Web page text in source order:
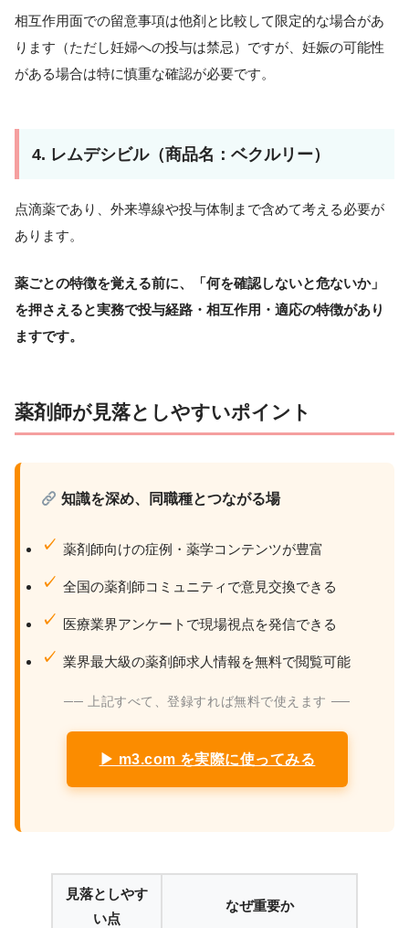
相互作用面での留意事項は他剤と比較して限定的な場合があ
ります（ただし妊婦への投与は禁忌）ですが、妊娠の可能性
がある場合は特に慎重な確認が必要です。
4. レムデシビル（商品名：ベクルリー）
点滴薬であり、外来導線や投与体制まで含めて考える必要が
あります。
薬ごとの特徴を覚える前に、「何を確認しないと危ないか」
を押さえると実務で投与経路・相互作用・適応の特徴があり
ますです。
薬剤師が見落としやすいポイント
知識を深め、同職種とつながる場
薬剤師向けの症例・薬学コンテンツが豊富
全国の薬剤師コミュニティで意見交換できる
医療業界アンケートで現場視点を発信できる
業界最大級の薬剤師求人情報を無料で閲覧可能
── 上記すべて、登録すれば無料で使えます ──
▶ m3.com を実際に使ってみる
見落としやす
い点
なぜ重要か